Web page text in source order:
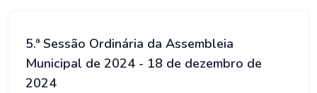
5.ª Sessão Ordinária da Assembleia
Municipal de 2024 - 18 de dezembro de
2024